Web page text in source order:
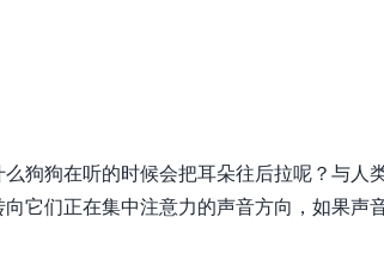
狗狗在听的时候会把耳朵往后拉呢？与人
它们正在集中注意力的声音方向，如果声